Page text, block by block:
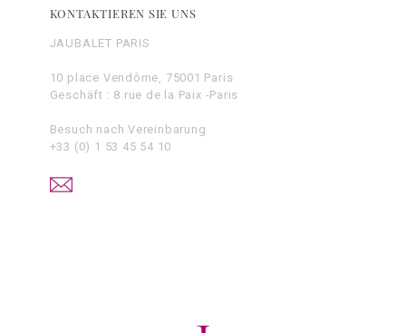
KONTAKTIEREN SIE UNS
JAUBALET PARIS
10 place Vendôme, 75001 Paris
Geschäft : 8 rue de la Paix -Paris
Besuch nach Vereinbarung
+33 (0) 1 53 45 54 10